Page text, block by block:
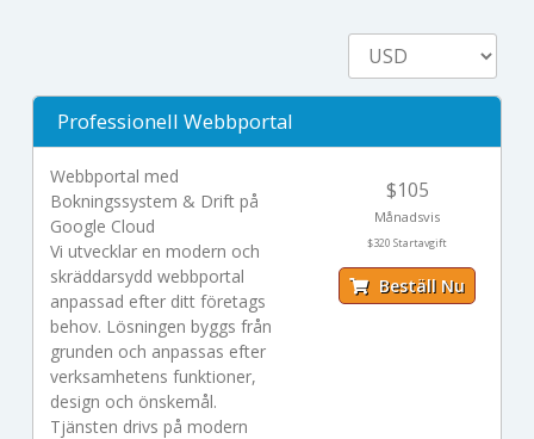
Professionell Webbportal
Webbportal med
Bokningssystem & Drift på
Google Cloud
Vi utvecklar en modern och
skräddarsydd webbportal
anpassad efter ditt företags
behov. Lösningen byggs från
grunden och anpassas efter
verksamhetens funktioner,
design och önskemål.
Tjänsten drivs på modern
$105
Månadsvis
$320 Startavgift
Beställ Nu